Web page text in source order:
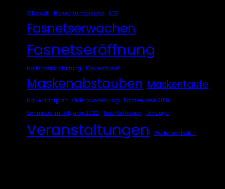
Albstadt Brauchtumsabend BTA
Fasnetserwachen
Fasnetseröffnung
Hallenveranstaltung Kinderfasnet
Maskenabstauben Maskentaufe
Narrenfahrplan Ordensverleihung
Prinzenpaar 2018
SchmoDo im Talgang 2022 Truchtelfingen Umzüge
Veranstaltungen Weihnachtsdorf